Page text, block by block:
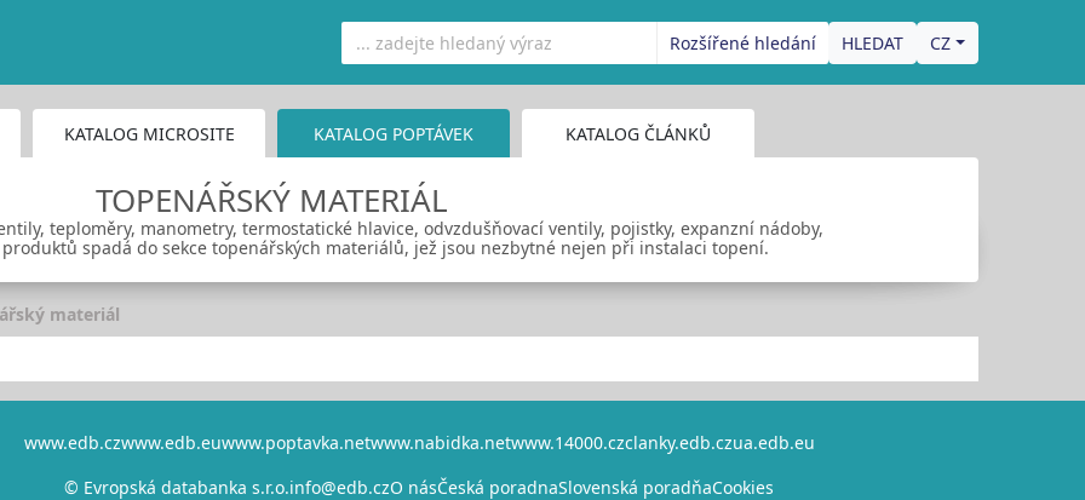
Rozšířené hledání CZ
KATALOG MICROSITE KATALOG POPTÁVEK KATALOG ČLÁNKŮ
TOPENÁŘSKÝ MATERIÁL
teploměry, manometry, termostatické hlavice, odvzdušňovací ventily, pojistky, expanzní nádoby,
spadá do sekce topenářských materiálů, jež jsou nezbytné nejen při instalaci topení.
materiál
www.edb.czwww.edb.euwww.poptavka.netwww.nabidka.netwww.14000.czclanky.edb.czua.edb.eu
© Evropská databanka s.r.o.info@edb.czO násČeská poradnaSlovenská poradňaCookies